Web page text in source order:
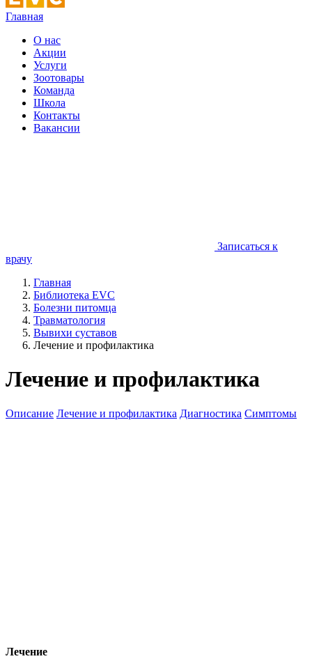
Главная
О нас
Акции
Услуги
Зоотовары
Команда
Школа
Контакты
Вакансии
Записаться к
врачу
Главная
Библиотека EVC
Болезни питомца
Травматология
Вывихи суставов
Лечение и профилактика
Лечение и профилактика
Описание Лечение и профилактика Диагностика Симптомы
Лечение